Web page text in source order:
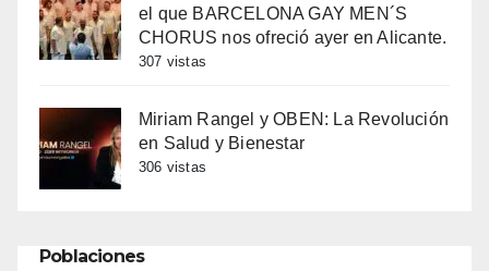
el que BARCELONA GAY MEN´S
CHORUS nos ofreció ayer en Alicante.
307 vistas
Miriam Rangel y OBEN: La Revolución
en Salud y Bienestar
306 vistas
Poblaciones